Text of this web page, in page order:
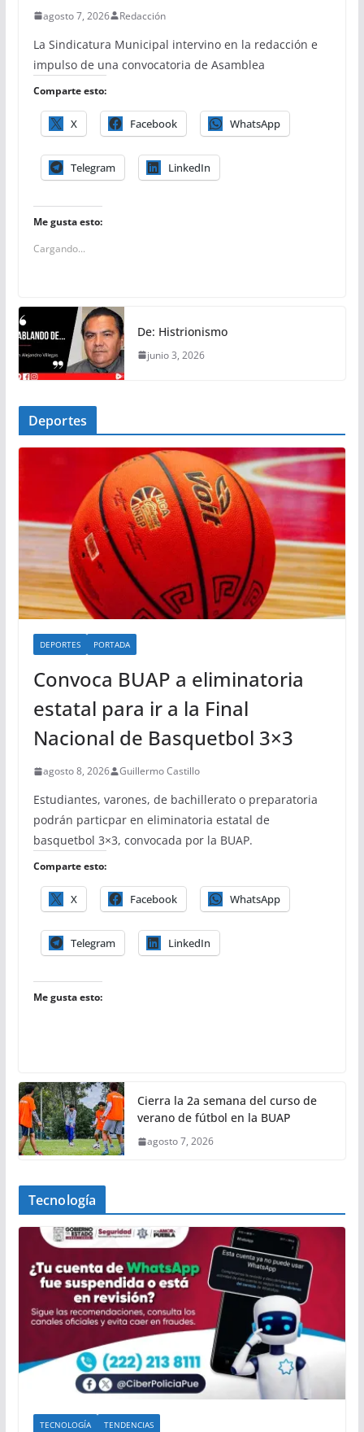
agosto 7, 2026 Redacción
La Sindicatura Municipal intervino en la redacción e
impulso de una convocatoria de Asamblea
Comparte esto:
X Facebook WhatsApp
Telegram LinkedIn
Me gusta esto:
Cargando...
De: Histrionismo
junio 3, 2026
Deportes
DEPORTES PORTADA
Convoca BUAP a eliminatoria
estatal para ir a la Final
Nacional de Basquetbol 3×3
agosto 8, 2026 Guillermo Castillo
Estudiantes, varones, de bachillerato o preparatoria
podrán particpar en eliminatoria estatal de
basquetbol 3×3, convocada por la BUAP.
Comparte esto:
X Facebook WhatsApp
Telegram LinkedIn
Me gusta esto:
Cierra la 2a semana del curso de
verano de fútbol en la BUAP
agosto 7, 2026
Tecnología
TECNOLOGÍA TENDENCIAS